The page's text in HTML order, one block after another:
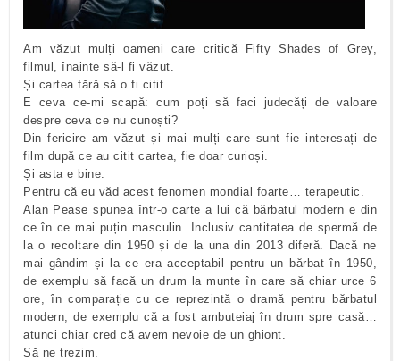
Am văzut mulți oameni care critică Fifty Shades of Grey,
filmul, înainte să-l fi văzut.
Și cartea fără să o fi citit.
E ceva ce-mi scapă: cum poți să faci judecăți de valoare
despre ceva ce nu cunoști?
Din fericire am văzut și mai mulți care sunt fie interesați de
film după ce au citit cartea, fie doar curioși.
Și asta e bine.
Pentru că eu văd acest fenomen mondial foarte… terapeutic.
Alan Pease spunea într-o carte a lui că bărbatul modern e din
ce în ce mai puțin masculin. Inclusiv cantitatea de spermă de
la o recoltare din 1950 și de la una din 2013 diferă. Dacă ne
mai gândim și la ce era acceptabil pentru un bărbat în 1950,
de exemplu să facă un drum la munte în care să chiar urce 6
ore, în comparație cu ce reprezintă o dramă pentru bărbatul
modern, de exemplu că a fost ambuteiaj în drum spre casă…
atunci chiar cred că avem nevoie de un ghiont.
Să ne trezim.